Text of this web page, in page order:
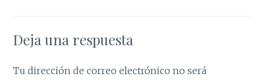
Deja una respuesta
Tu dirección de correo electrónico no será